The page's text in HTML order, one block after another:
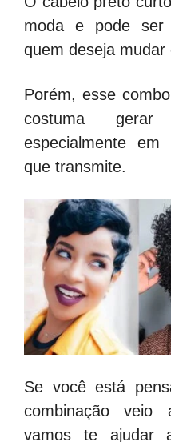
moda e pode ser
quem deseja mudar
Porém, esse
costuma gerar
especialmente
que transmite.
Se você está
combinação
vamos te ajudar